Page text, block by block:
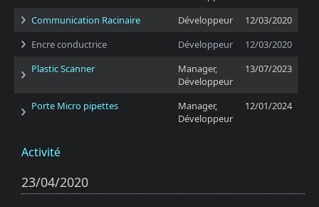
Communication Racinaire Développeur
12/03/2020
Encre conductrice
Développeur
12/03/2020
Plastic Scanner
Manager,
Développeur
13/07/2023
Porte Micro pipettes
Manager,
Développeur
12/01/2024
Activité
23/04/2020